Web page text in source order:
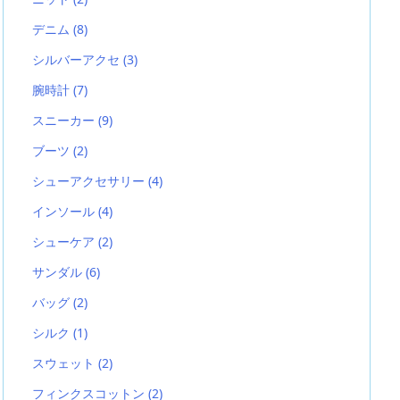
デニム (8)
シルバーアクセ (3)
腕時計 (7)
スニーカー (9)
ブーツ (2)
シューアクセサリー (4)
インソール (4)
シューケア (2)
サンダル (6)
バッグ (2)
シルク (1)
スウェット (2)
フィンクスコットン (2)